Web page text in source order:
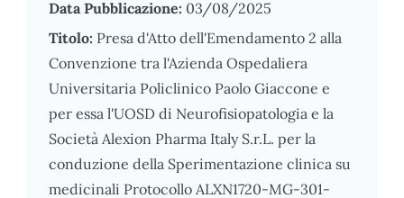
Data Pubblicazione: 03/08/2025
Titolo: Presa d'Atto dell'Emendamento 2 alla
Convenzione tra l'Azienda Ospedaliera
Universitaria Policlinico Paolo Giaccone e
per essa l'UOSD di Neurofisiopatologia e la
Società Alexion Pharma Italy S.r.L. per la
conduzione della Sperimentazione clinica su
medicinali Protocollo ALXN1720-MG-301-